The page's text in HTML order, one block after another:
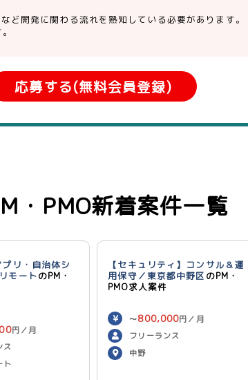
ど開発に関わる流れを熟知している必要があります。
応募する(無料会員登録)
・PMO新着案件一覧
プリ・自治体シ
モートのPM・
円／月
ス
ト
【セキュリティ】コンサル＆運
用保守／東京都中野区 のPM・
PMO求人案件
〜800,000円／月
フリーランス
中野